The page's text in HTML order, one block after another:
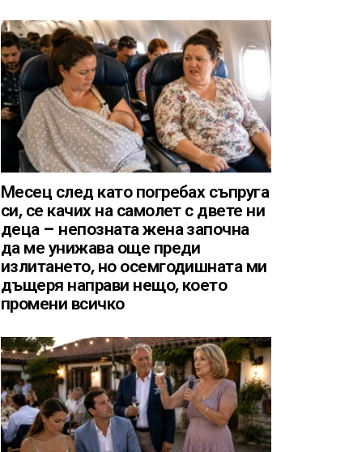
Месец след като погребах съпруга
си, се качих на самолет с двете ни
деца – непозната жена започна
да ме унижава още преди
излитането, но осемгодишната ми
дъщеря направи нещо, което
промени всичко